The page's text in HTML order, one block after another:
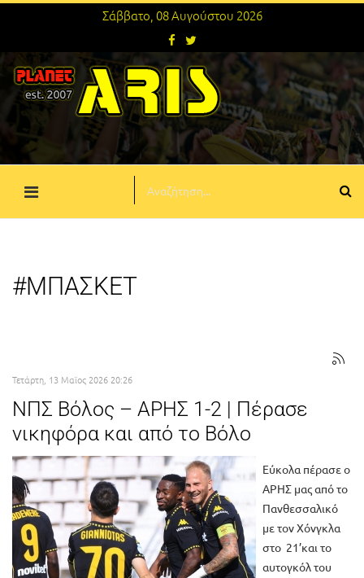
Σάββατο, 08 Αυγούστου 2026
#ΜΠΑΣΚΕΤ
Τετάρτη, 13 Μαϊος 2026 20:26
ΝΠΣ Βόλος – ΑΡΗΣ 1-2 | Πέρασε
νικηφόρα και από το Βόλο
Εύκολα πέρασε ο
ΑΡΗΣ μας από το
Πανθεσσαλικό
με τον Χόνγκλα
στο 21’και το
αυτογκόλ του